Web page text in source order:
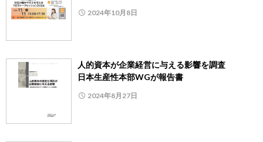
2024年10月8日
人的資本が企業経営に与える影響を調査
日本生産性本部WGが報告書
2024年8月27日